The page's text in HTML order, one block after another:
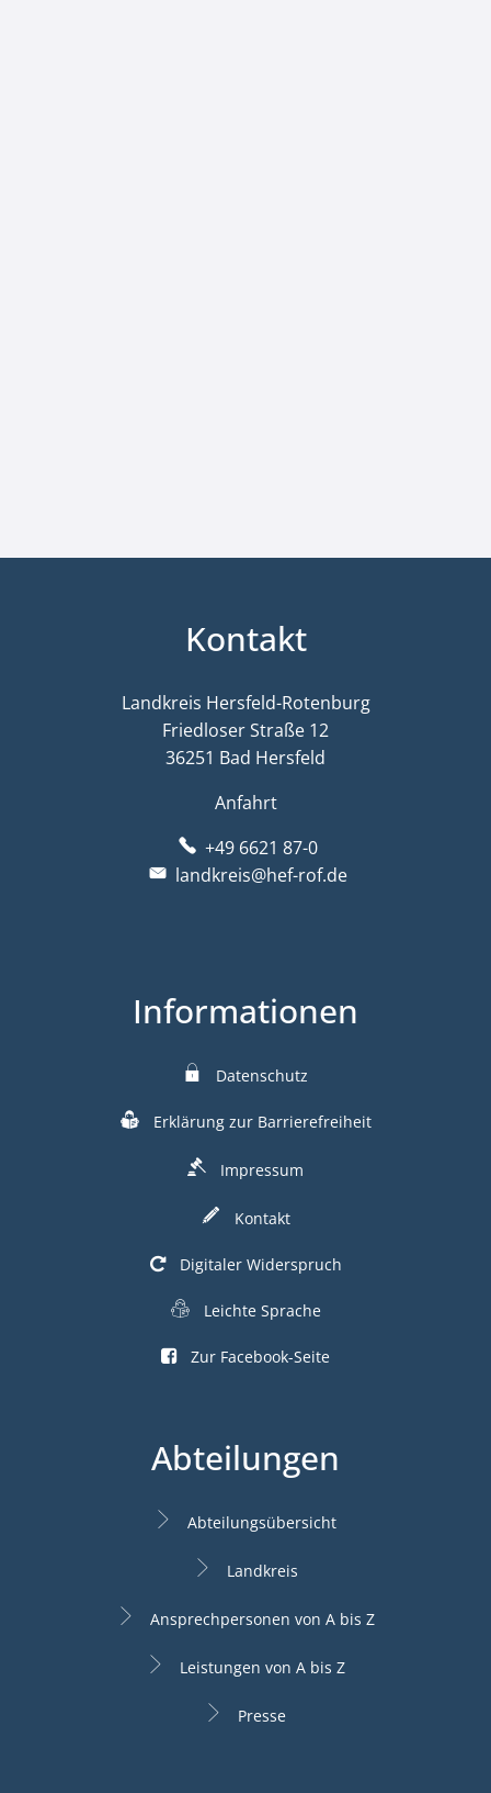
Kontakt
Landkreis Hersfeld-Rotenburg
Friedloser Straße 12
36251 Bad Hersfeld
Anfahrt
+49 6621 87-0
landkreis@hef-rof.de
Informationen
Datenschutz
Erklärung zur Barrierefreiheit
Impressum
Kontakt
Digitaler Widerspruch
Leichte Sprache
Zur Facebook-Seite
Abteilungen
Abteilungsübersicht
Landkreis
Ansprechpersonen von A bis Z
Leistungen von A bis Z
Presse